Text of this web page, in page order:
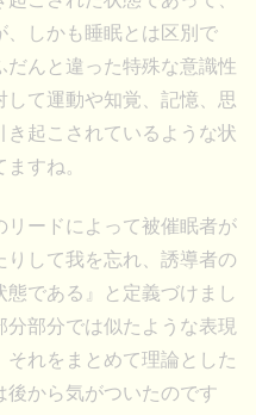
、しかも睡眠とは区別で
だんと違った特殊な意識性
て運動や知覚、記憶、思
起こされているような状
すね。
ードによって被催眠者が
して我を忘れ、誘導者の
である』と定義づけまし
部分では似たような表現
れをまとめて理論とした
後から気がついたのです